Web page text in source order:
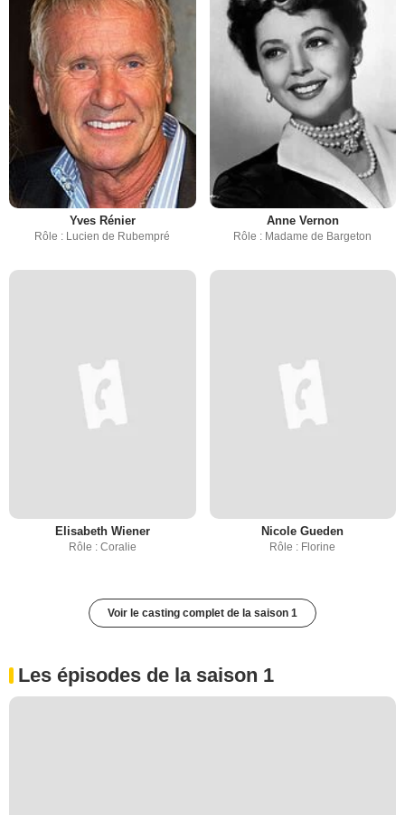
Yves Rénier
Rôle : Lucien de Rubempré
Anne Vernon
Rôle : Madame de Bargeton
Elisabeth Wiener
Rôle : Coralie
Nicole Gueden
Rôle : Florine
Voir le casting complet de la saison 1
Les épisodes de la saison 1